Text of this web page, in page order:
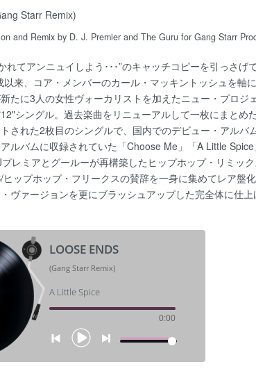
Starr Remix)
and Remix by D. J. Premier and The Guru for Gang Starr
れてアンニュイしよう･･･”のキャッチコピーを引っさげ
来、コア・メンバーのカール・マッキントッシュを軸
たに3人の女性ヴォーカリストを加えたニュー・プロジ
シングル。過去楽曲をリニューアルして一枚にまと
された2枚目のシングルで、国内でのデビュー・アル
ルバムに収録されていた「Choose Me」「A Little
レミアとグールーが再構築したヒップホップ・リミッ
ップホップ・フリークスの賛辞を一身に集めてレア盤
ヴァージョンを更にブラッシュアップした完全体に仕上
LOOSE ENDS
(Gang Starr Remix)
A Little Spice
0:00